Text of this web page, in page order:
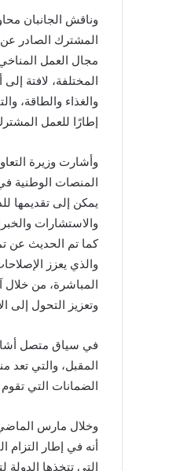
وناقش الجانبان
المشترك الصادر
مجال العمل
المختلفة، لافتة
والغذاء والطاقة،
إطارًا للعمل
وأشارت وزيرة
المنصات الوطنية
يمكن إلى تقديمها
والاستشارات
والذي يعزز
المباشرة، من خلال
وتعزيز التحول إلى
في سياق متصل
المقبل، والتي تعد
الضمانات التي
وخلال مارس
أنه في إطار التزام